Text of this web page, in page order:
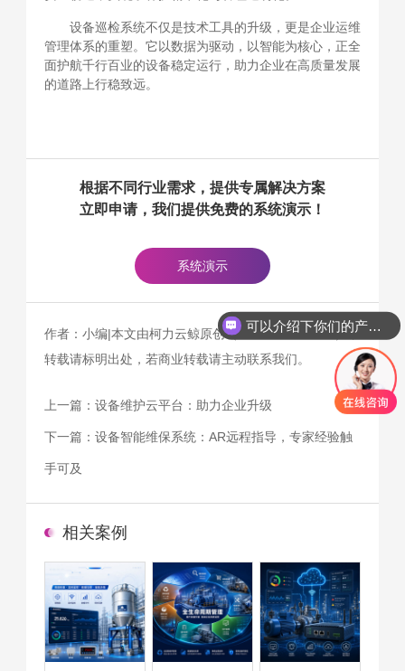
设备巡检系统不仅是技术工具的升级，更是企业运维
管理体系的重塑。它以数据为驱动，以智能为核心，正全
面护航千行百业的设备稳定运行，助力企业在高质量发展
的道路上行稳致远。
根据不同行业需求，提供专属解决方案
立即申请，我们提供免费的系统演示！
系统演示
作者：小编|本文由柯力云鲸原创（www.kelicloud.cn），
转载请标明出处，若商业转载请主动联系我们。
上一篇： 设备维护云平台：助力企业升级
下一篇： 设备智能维保系统：AR远程指导，专家经验触
手可及
相关案例
可以介绍下你们的产品么